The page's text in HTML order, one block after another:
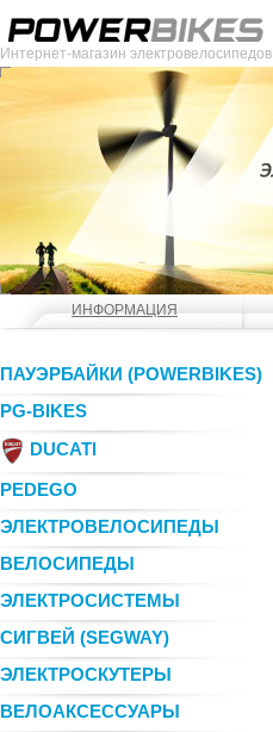
Интернет-магазин электровелосипедов
ИНФОРМАЦИЯ
ПАУЭРБАЙКИ (POWERBIKES)
PG-BIKES
DUCATI
PEDEGO
ЭЛЕКТРОВЕЛОСИПЕДЫ
ВЕЛОСИПЕДЫ
ЭЛЕКТРОСИСТЕМЫ
СИГВЕЙ (SEGWAY)
ЭЛЕКТРОСКУТЕРЫ
ВЕЛОАКСЕССУАРЫ